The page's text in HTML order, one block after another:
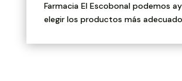
Farmacia El Escobonal podemos
elegir los productos más